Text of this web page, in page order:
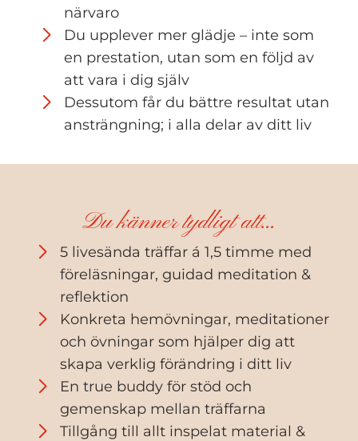
närvaro
Du upplever mer glädje – inte som
en prestation, utan som en följd av
att vara i dig själv
Dessutom får du bättre resultat utan
ansträngning; i alla delar av ditt liv
Du känner tydligt att...
5 livesända träffar á 1,5 timme med
föreläsningar, guidad meditation &
reflektion
Konkreta hemövningar, meditationer
och övningar som hjälper dig att
skapa verklig förändring i ditt liv
En true buddy för stöd och
gemenskap mellan träffarna
Tillgång till allt inspelat material &